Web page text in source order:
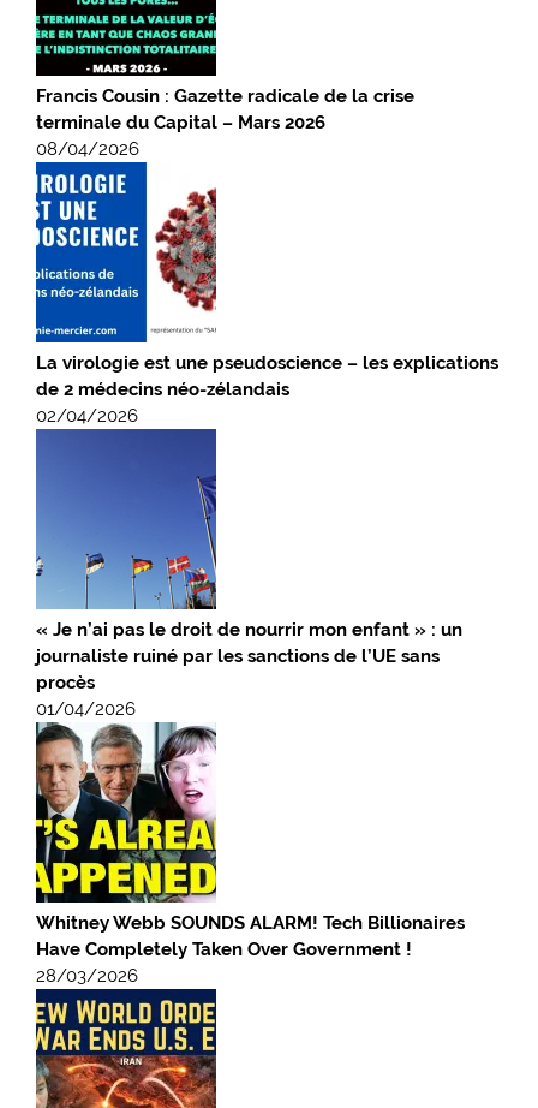
Francis Cousin : Gazette radicale de la crise
terminale du Capital – Mars 2026
08/04/2026
La virologie est une pseudoscience – les explications
de 2 médecins néo-zélandais
02/04/2026
« Je n’ai pas le droit de nourrir mon enfant » : un
journaliste ruiné par les sanctions de l’UE sans
procès
01/04/2026
Whitney Webb SOUNDS ALARM! Tech Billionaires
Have Completely Taken Over Government !
28/03/2026